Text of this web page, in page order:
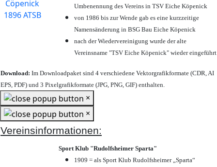
Umbenennung des Vereins in TSV Eiche Köpenick
von 1986 bis zur Wende gab es eine kurzzeitige
Namensänderung in BSG Bau Eiche Köpenick
nach der Wiedervereinigung wurde der alte
Vereinsname "TSV Eiche Köpenick" wieder eingeführt
Download: Im Downloadpaket sind 4 verschiedene Vektorgrafikformate (CDR, AI
EPS, PDF) und 3 Pixelgrafikformate (JPG, PNG, GIF) enthalten.
×
×
Vereinsinformationen:
Sport Klub "Rudolfsheimer Sparta"
1909 = als Sport Klub Rudolfsheimer „Sparta“